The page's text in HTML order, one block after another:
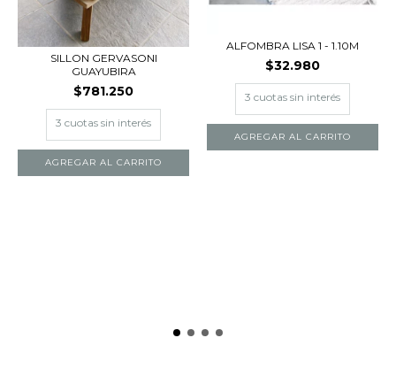
SILLON GERVASONI
GUAYUBIRA
$781.250
ALFOMBRA LISA 1 - 1.10M
$32.980
AGREGAR AL CARRITO